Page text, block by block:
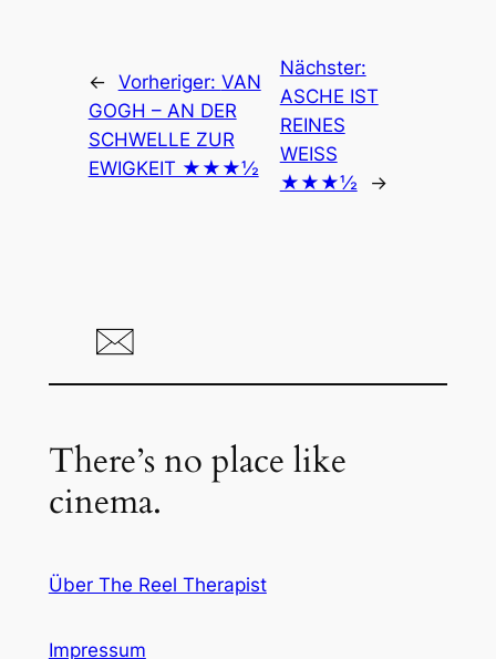
← Vorheriger: VAN
GOGH – AN DER
SCHWELLE ZUR
EWIGKEIT ★★★½
Nächster:
ASCHE IST
REINES
WEISS
★★★½
→
There’s no place like
cinema.
Über The Reel Therapist
Impressum